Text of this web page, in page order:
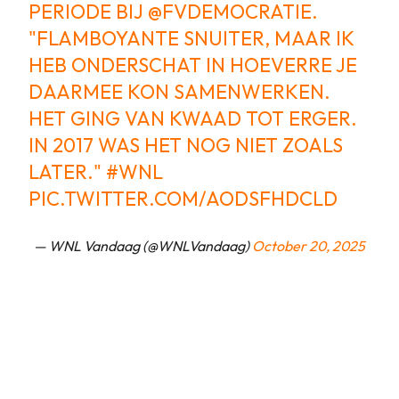
PERIODE BIJ @FVDEMOCRATIE.
"FLAMBOYANTE SNUITER, MAAR IK
HEB ONDERSCHAT IN HOEVERRE JE
DAARMEE KON SAMENWERKEN.
HET GING VAN KWAAD TOT ERGER.
IN 2017 WAS HET NOG NIET ZOALS
LATER." #WNL
PIC.TWITTER.COM/AODSFHDCLD
— WNL Vandaag (@WNLVandaag) October 20, 2025